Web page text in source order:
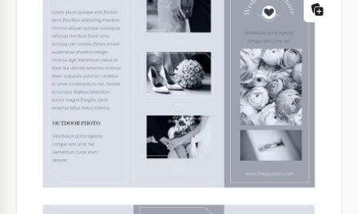
Brochura Trifold Amarela Brilhante
Apresentamos o moderno Catálogo Amarelo Banana,
um design divertido, mas profissional, que chama a
atenção.